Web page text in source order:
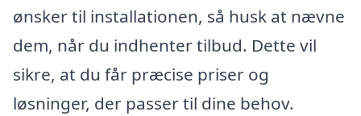
ønsker til installationen, så husk at nævne
dem, når du indhenter tilbud. Dette vil
sikre, at du får præcise priser og
løsninger, der passer til dine behov.